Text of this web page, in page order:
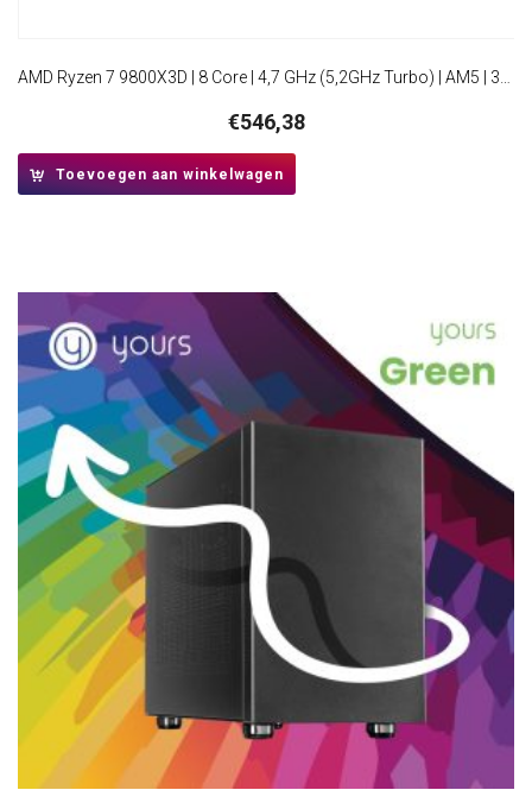
AMD Ryzen 7 9800X3D | 8 Core | 4,7 GHz (5,2GHz Turbo) | AM5 | 3D V-Cache | Processor | CPU
€546,38
Toevoegen aan winkelwagen